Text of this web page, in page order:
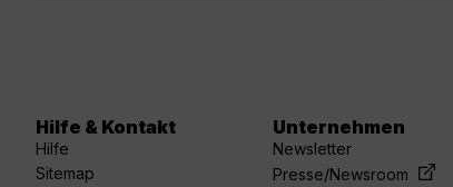
Hilfe & Kontakt
Hilfe
Sitemap
Unternehmen
Newsletter
Presse/Newsroom